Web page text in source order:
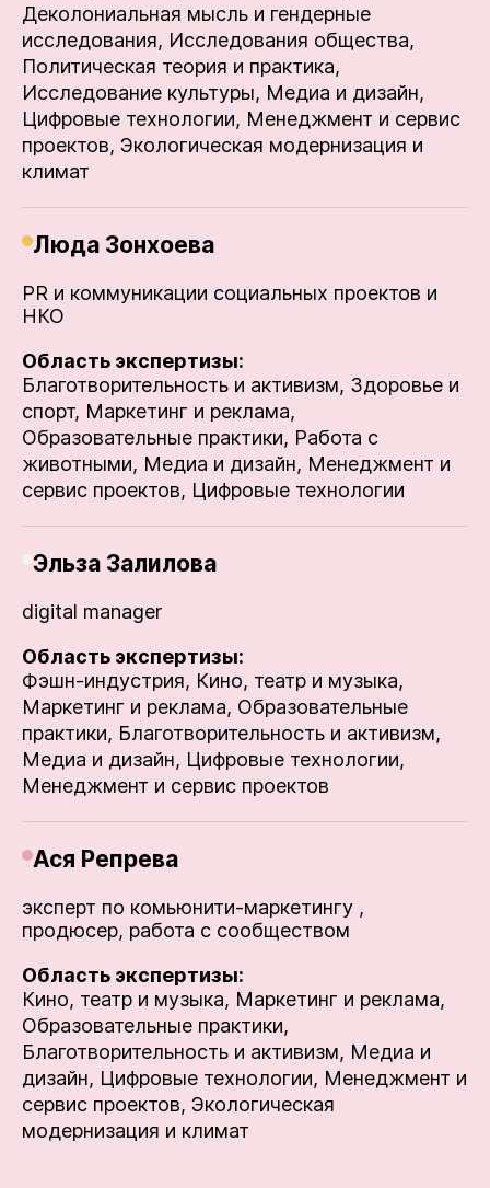
Деколониальная мысль и гендерные
исследования, Исследования общества,
Политическая теория и практика,
Исследование культуры, Медиа и дизайн,
Цифровые технологии, Менеджмент и сервис
проектов, Экологическая модернизация и
климат
Люда Зонхоева
PR и коммуникации социальных проектов и
НКО
Область экспертизы:
Благотворительность и активизм, Здоровье и
спорт, Маркетинг и реклама,
Образовательные практики, Работа с
животными, Медиа и дизайн, Менеджмент и
сервис проектов, Цифровые технологии
Эльза Залилова
digital manager
Область экспертизы:
Фэшн-индустрия, Кино, театр и музыка,
Маркетинг и реклама, Образовательные
практики, Благотворительность и активизм,
Медиа и дизайн, Цифровые технологии,
Менеджмент и сервис проектов
Ася Репрева
эксперт по комьюнити-маркетингу ,
продюсер, работа с сообществом
Область экспертизы:
Кино, театр и музыка, Маркетинг и реклама,
Образовательные практики,
Благотворительность и активизм, Медиа и
дизайн, Цифровые технологии, Менеджмент и
сервис проектов, Экологическая
модернизация и климат